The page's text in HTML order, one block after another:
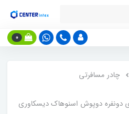
0
چادر مسافرتی
دونفره دوپوش اسنوهاک دیسکاوری